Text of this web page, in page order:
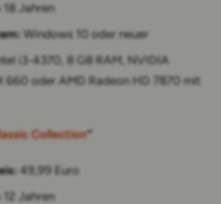
18 Jahren
Windows 10 oder neuer
i3-4370, 8 GB RAM, NVIDIA
660 oder AMD Radeon HD 7870 mit
Collection“
49,99 Euro
12 Jahren